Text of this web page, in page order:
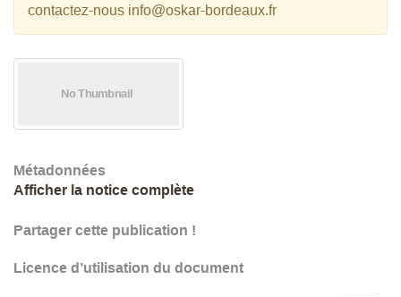
contactez-nous info@oskar-bordeaux.fr
Métadonnées
Afficher la notice complète
Partager cette publication !
Licence d’utilisation du document